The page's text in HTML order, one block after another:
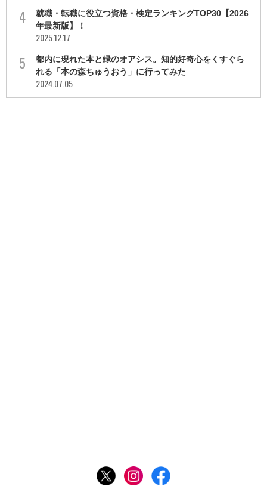
就職・転職に役立つ資格・検定ランキングTOP30【2026
年最新版】！
2025.12.17
都内に現れた本と緑のオアシス。知的好奇心をくすぐら
れる「本の森ちゅうおう」に行ってみた
2024.07.05